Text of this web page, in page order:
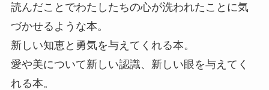
読んだことでわたしたちの心が洗われたことに気
づかせるような本。
新しい知恵と勇気を与えてくれる本。
愛や美について新しい認識、新しい眼を与えてく
れる本。